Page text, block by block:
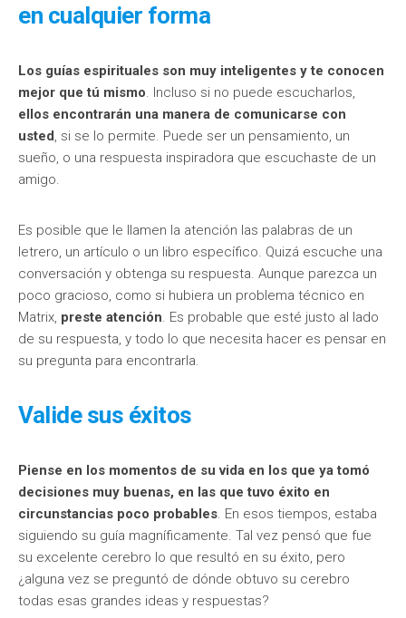
en cualquier forma
Los guías espirituales son muy inteligentes y te conocen
mejor que tú mismo. Incluso si no puede escucharlos,
ellos encontrarán una manera de comunicarse con
usted, si se lo permite. Puede ser un pensamiento, un
sueño, o una respuesta inspiradora que escuchaste de un
amigo.
Es posible que le llamen la atención las palabras de un
letrero, un artículo o un libro específico. Quizá escuche una
conversación y obtenga su respuesta. Aunque parezca un
poco gracioso, como si hubiera un problema técnico en
Matrix, preste atención. Es probable que esté justo al lado
de su respuesta, y todo lo que necesita hacer es pensar en
su pregunta para encontrarla.
Valide sus éxitos
Piense en los momentos de su vida en los que ya tomó
decisiones muy buenas, en las que tuvo éxito en
circunstancias poco probables. En esos tiempos, estaba
siguiendo su guía magníficamente. Tal vez pensó que fue
su excelente cerebro lo que resultó en su éxito, pero
¿alguna vez se preguntó de dónde obtuvo su cerebro
todas esas grandes ideas y respuestas?